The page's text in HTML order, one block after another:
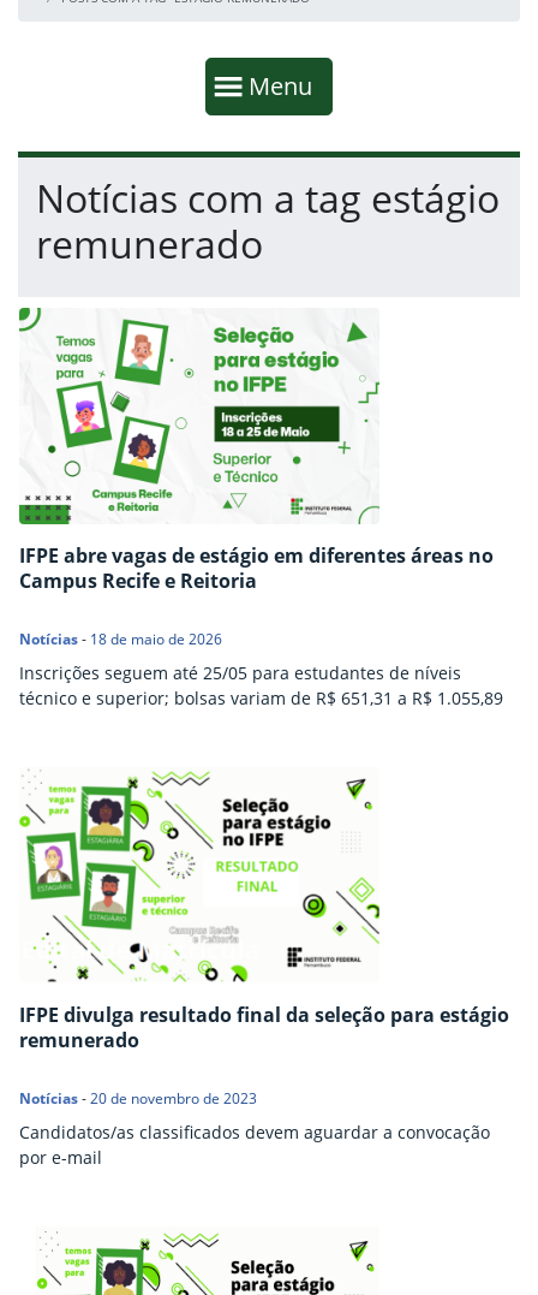
Mostrar
Menu
Fim da navegação
Início do conteúdo
Notícias com a tag estágio
remunerado
IFPE abre vagas de estágio em diferentes áreas no
Campus Recife e Reitoria
Notícias- 18 de maio de 2026
Inscrições seguem até 25/05 para estudantes de níveis
técnico e superior; bolsas variam de R$ 651,31 a R$ 1.055,89
IFPE divulga resultado final da seleção para estágio
remunerado
Notícias-20 de novembro de 2023
Candidatos/as classificados devem aguardar a convocação
por e-mail